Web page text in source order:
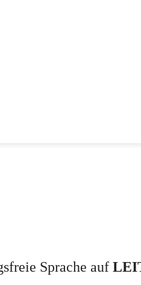
Sprache auf